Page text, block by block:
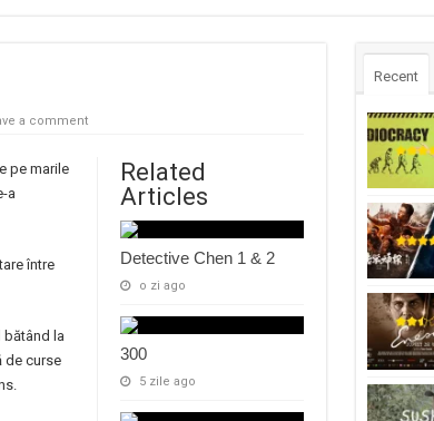
a comment
Related
Articles
Detective Chen 1 & 2
o zi ago
300
5 zile ago
pe marile
a
între
bătând la
de curse
Recent